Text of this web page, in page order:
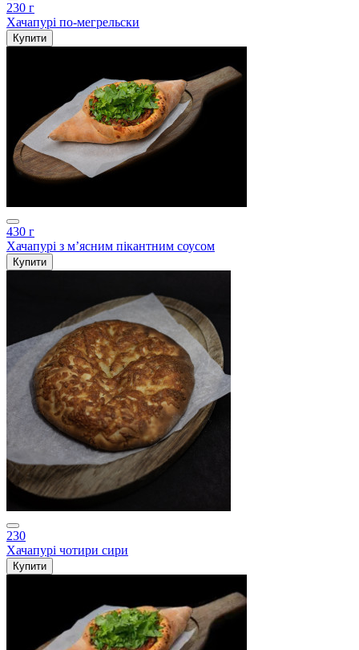
230 г
Хачапурі по-мегрельски
Купити
430 г
Хачапурі з мʼясним пікантним соусом
Купити
230
Хачапурі чотири сири
Купити